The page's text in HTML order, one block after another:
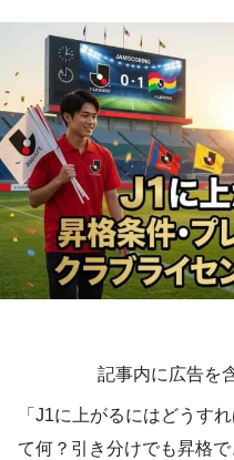
記事内に広告を
「J1に上がるにはどうす
て何？引き分けでも昇格